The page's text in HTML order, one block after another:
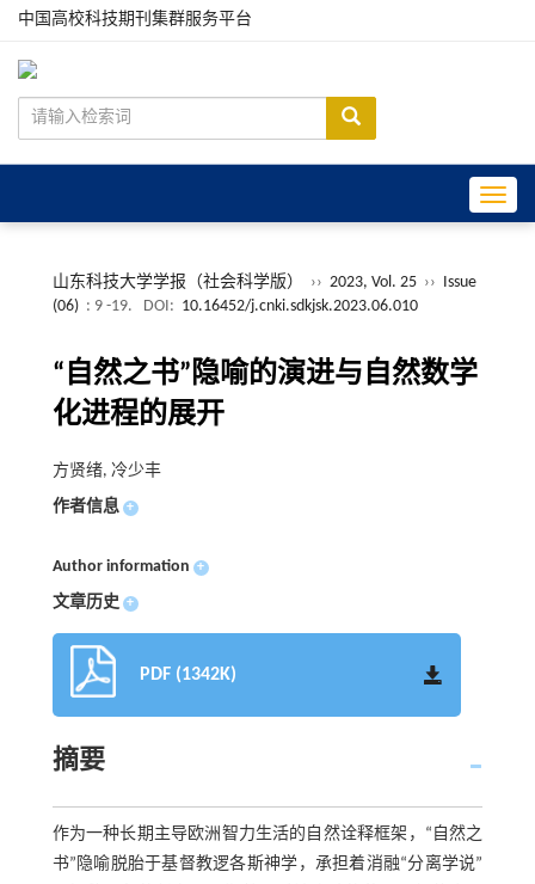
中国高校科技期刊集群服务平台
山东科技大学学报（社会科学版） ›› 2023, Vol. 25 ›› Issue
(06) : 9 -19. DOI: 10.16452/j.cnki.sdkjsk.2023.06.010
“自然之书”隐喻的演进与自然数学
化进程的展开
方贤绪, 冷少丰
作者信息 +
Author information +
文章历史 +
PDF (1342K)
摘要
作为一种长期主导欧洲智力生活的自然诠释框架，“自然之
书”隐喻脱胎于基督教逻各斯神学，承担着消融“分离学说”